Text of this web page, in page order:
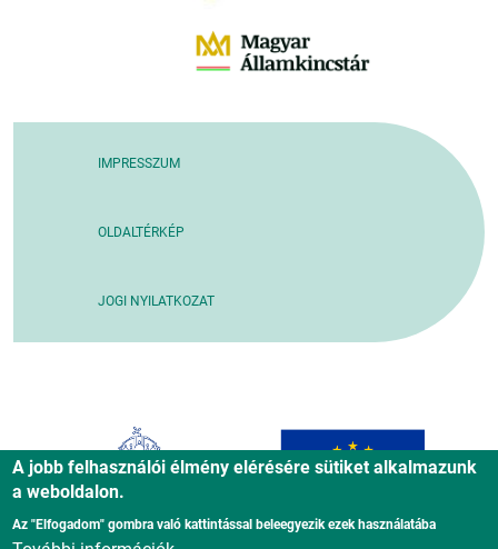
IMPRESSZUM
OLDALTÉRKÉP
JOGI NYILATKOZAT
A jobb felhasználói élmény elérésére sütiket alkalmazunk
a weboldalon.
Az "Elfogadom" gombra való kattintással beleegyezik ezek használatába